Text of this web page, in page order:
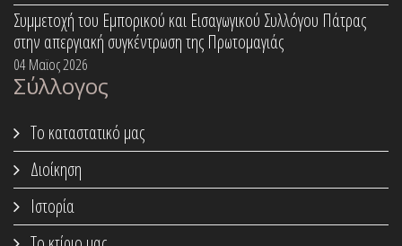
Συμμετοχή του Εμπορικού και Εισαγωγικού Συλλόγου Πάτρας
στην απεργιακή συγκέντρωση της Πρωτομαγιάς
04 Μαϊος 2026
Σύλλογος
Το καταστατικό μας
Διοίκηση
Ιστορία